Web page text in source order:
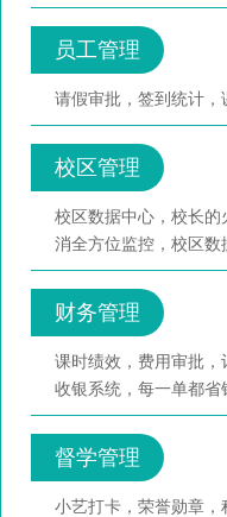
员工管理
请假审批，签到统计
校区管理
校区数据中心，校长
消全方位监控，校区数
财务管理
课时绩效，费用审批
收银系统，每一单都省
督学管理
小艺打卡，荣誉勋章